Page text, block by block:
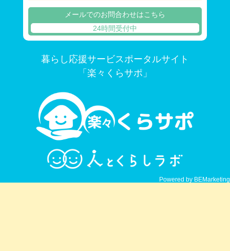
メールでのお問合わせはこちら
24時間受付中
暮らし応援サービスポータルサイト
「楽々くらサポ」
Powered by BEMarketing